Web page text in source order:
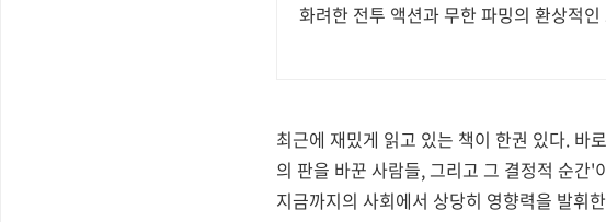
화려한 전투 액션과 무한 파밍의 환상적인
최근에 재밌게 읽고 있는 책이 한권 있다. 바
의 판을 바꾼 사람들, 그리고 그 결정적 순간
지금까지의 사회에서 상당히 영향력을 발휘